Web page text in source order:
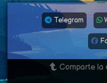
Telegram
Comparte la